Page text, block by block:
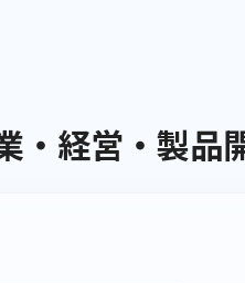
・経営・製品